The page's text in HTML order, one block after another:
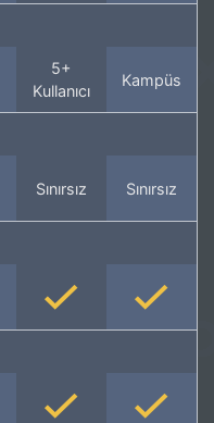
5+
Kullanıcı
Kampüs
Sınırsız Sınırsız